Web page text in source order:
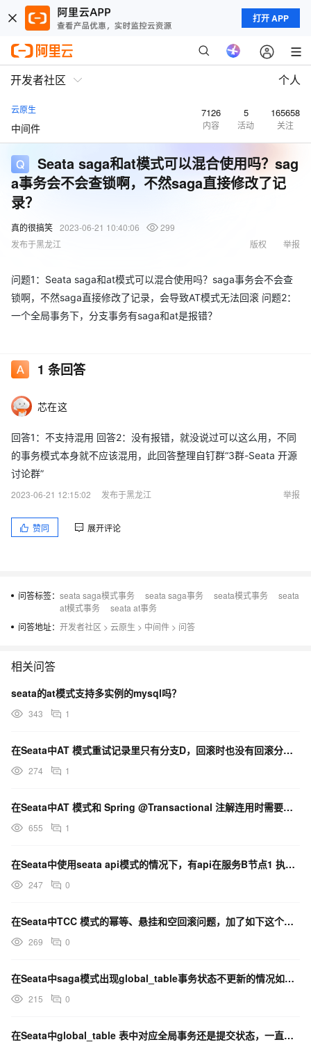
打开 APP
开发者社区 个人
云原生
中间件
7126
内容
5
活动
165658
关注
Seata saga和at模式可以混合使用吗？sag
a事务会不会查锁啊，不然saga直接修改了记
录？
真的很搞笑 2023-06-21 10:40:06
299
发布于黑龙江
举报
版权
问题1：Seata saga和at模式可以混合使用吗？saga事务会不会查
锁啊，不然saga直接修改了记录，会导致AT模式无法回滚 问题2：
一个全局事务下，分支事务有saga和at是报错？
1 条回答
芯在这
回答1：不支持混用 回答2：没有报错，就没说过可以这么用，不同
的事务模式本身就不应该混用，此回答整理自钉群“3群-Seata 开源
讨论群”
2023-06-21 12:15:02
发布于黑龙江 举报
赞同 展开评论
问答标签： seata saga模式事务 seata saga事务 seata模式事务
seata
at模式事务
seata at事务
问答地址： 开发者社区 > 云原生 > 中间件 > 问答
相关问答
seata的at模式支持多实例的mysql吗？
343 1
在Seata中AT 模式重试记录里只有分支D，回滚时也没有回滚分支C的本地提交，为什么？
274 1
在Seata中AT 模式和 Spring @Transactional 注解连用时需要注意什么 ？
655 1
在Seata中使用seata api模式的情况下，有api在服务B节点1 执行完后调用释放锁？
247 0
在Seata中TCC 模式的幂等、悬挂和空回滚问题，加了如下这个注解后，我们要写相关代码吗？
269 0
在Seata中saga模式出现global_table事务状态不更新的情况如何解决？
215 0
在Seata中global_table 表中对应全局事务还是提交状态，一直到超时才会清除，如何解决？